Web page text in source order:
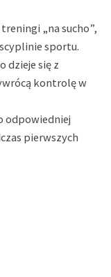
„na sucho”,
sportu.
dzieje się z
kontrolę w
odpowiedniej
pierwszych